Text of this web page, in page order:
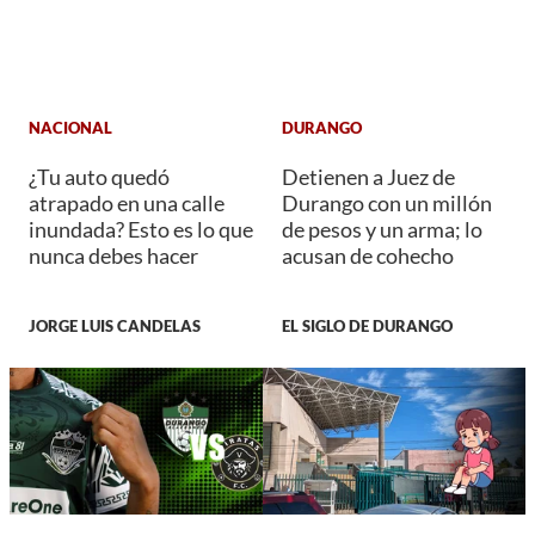
NACIONAL
¿Tu auto quedó
atrapado en una calle
inundada? Esto es lo que
nunca debes hacer
JORGE LUIS CANDELAS
DURANGO
Detienen a Juez de
Durango con un millón
de pesos y un arma; lo
acusan de cohecho
EL SIGLO DE DURANGO